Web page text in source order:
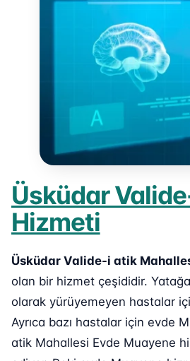
Üsküdar
Hizmeti
Üsküdar Valide-i atik
olan bir hizmet çeşididir.
olarak yürüyemeyen hastalar
Ayrıca bazı hastalar için evde
atik Mahallesi Evde Muayene